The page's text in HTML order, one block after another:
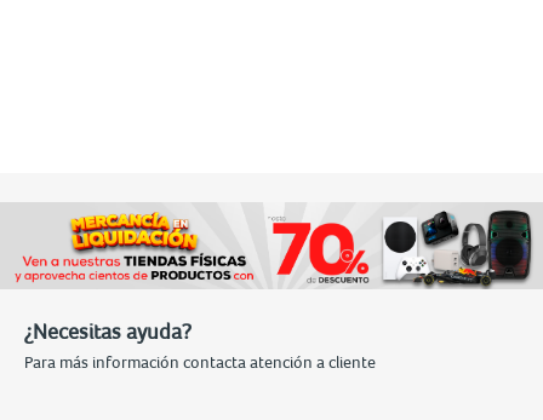
¿Necesitas ayuda?
Para más información contacta atención a cliente